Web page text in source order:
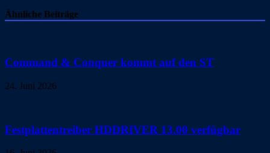
Ähnliche Beiträge
Command & Conquer kommt auf den ST
24. Juni 2026
Festplattentreiber HDDRIVER 13.00 verfügbar